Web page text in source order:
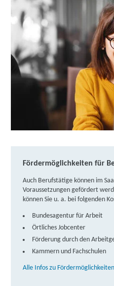
Fördermöglichkeiten für
Auch Berufstätige können im
Voraussetzungen gefördert
können Sie u. a. bei folgenden
Bundesagentur für Arbeit
Örtliches Jobcenter
Förderung durch den
Kammern und Fachschulen
Alle Infos zu